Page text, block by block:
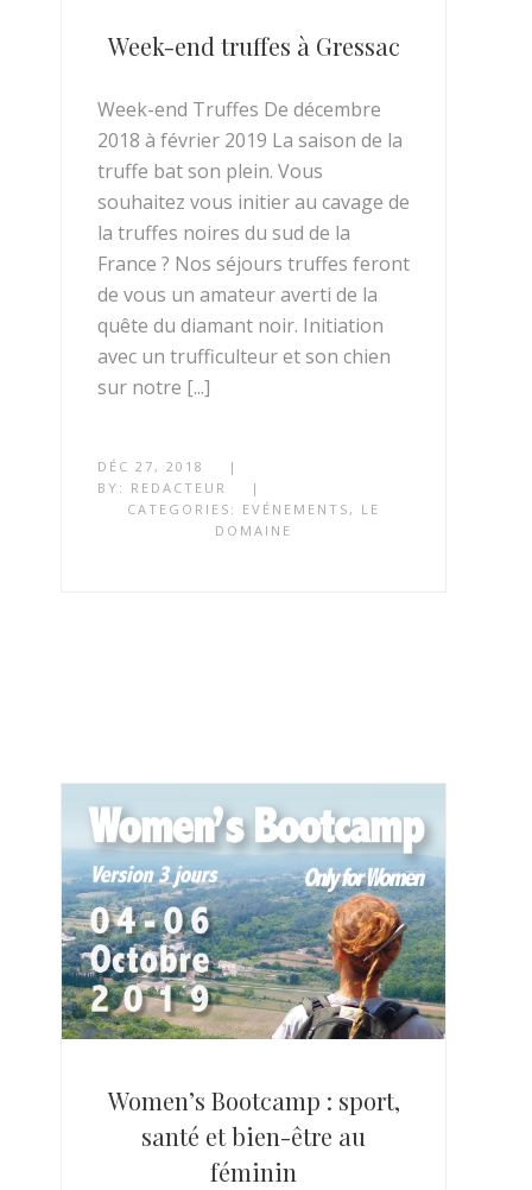
Week-end truffes à Gressac
Week-end Truffes De décembre
2018 à février 2019 La saison de la
truffe bat son plein. Vous
souhaitez vous initier au cavage de
la truffes noires du sud de la
France ? Nos séjours truffes feront
de vous un amateur averti de la
quête du diamant noir. Initiation
avec un trufficulteur et son chien
sur notre [...]
DÉC 27, 2018
|
BY: REDACTEUR
|
CATEGORIES: EVÉNEMENTS , LE
DOMAINE
Women’s Bootcamp : sport,
santé et bien-être au
féminin